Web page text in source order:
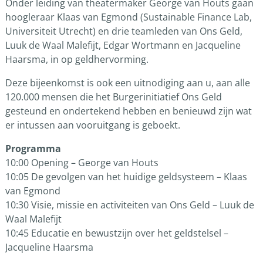
Onder leiding van theatermaker George van Houts gaan
hoogleraar Klaas van Egmond (Sustainable Finance Lab,
Universiteit Utrecht) en drie teamleden van Ons Geld,
Luuk de Waal Malefijt, Edgar Wortmann en Jacqueline
Haarsma, in op geldhervorming.
Deze bijeenkomst is ook een uitnodiging aan u, aan alle
120.000 mensen die het Burgerinitiatief Ons Geld
gesteund en ondertekend hebben en benieuwd zijn wat
er intussen aan vooruitgang is geboekt.
Programma
10:00 Opening – George van Houts
10:05 De gevolgen van het huidige geldsysteem – Klaas
van Egmond
10:30 Visie, missie en activiteiten van Ons Geld – Luuk de
Waal Malefijt
10:45 Educatie en bewustzijn over het geldstelsel –
Jacqueline Haarsma